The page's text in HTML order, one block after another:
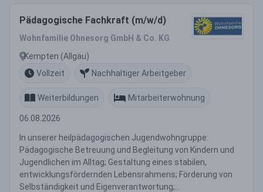
Pädagogische Fachkraft (m/w/d)
Wohnfamilie Ohnesorg GmbH & Co. KG
Kempten (Allgäu)
Vollzeit
Nachhaltiger Arbeitgeber
Weiterbildungen Mitarbeiterwohnung
06.08.2026
In unserer heilpädagogischen Jugendwohngruppe:
Pädagogische Betreuung und Begleitung von Kindern und
Jugendlichen im Alltag; Gestaltung eines stabilen,
entwicklungsfördernden Lebensrahmens; Förderung von
Selbständigkeit und Eigenverantwortung;...